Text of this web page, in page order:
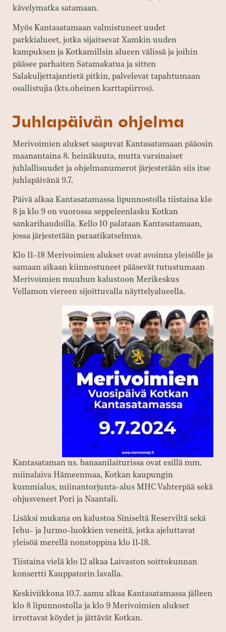
kävelymatka satamaan.
Myös Kantasatamaan valmistuneet uudet
parkkialueet, jotka sijaitsevat Xamkin uuden
kampuksen ja Kotkamillsin alueen välissä ja joihin
pääsee parhaiten Satamakatua ja sitten
Salakuljettajantietä pitkin, palvelevat tapahtumaan
osallistujia (kts.oheinen karttapiirros).
Juhlapäivän ohjelma
Merivoimien alukset saapuvat Kantasatamaan pääosin
maanantaina 8. heinäkuuta, mutta varsinaiset
juhlallisuudet ja ohjelmanumerot järjestetään siis itse
juhlapäivänä 9.7.
Päivä alkaa Kantasatamassa lipunnostolla tiistaina klo
8 ja klo 9 on vuorossa seppeleenlasku Kotkan
sankarihaudoilla. Kello 10 palataan Kantasatamaan,
jossa järjestetään paraatikatselmus.
Klo 11–18 Merivoimien alukset ovat avoinna yleisölle ja
samaan aikaan kiinnostuneet pääsevät tutustumaan
Merivoimien muuhun kalustoon Merikeskus
Vellamon viereen sijoittuvalla näyttelyalueella.
Kantasataman ns. banaanilaiturissa ovat esillä mm.
miinalaiva Hämeenmaa, Kotkan kaupungin
kummialus, miinantorjunta-alus MHC Vahterpää sekä
ohjusveneet Pori ja Naantali.
Lisäksi mukana on kalustoa Siniseltä Reserviltä sekä
Jehu- ja Jurmo-luokkien veneitä, jotka ajeluttavat
yleisöä merellä nonstoppina klo 11-18.
Tiistaina vielä klo 12 alkaa Laivaston soittokunnan
konsertti Kauppatorin lavalla.
Keskiviikkona 10.7. aamu alkaa Kantasatamassa jälleen
klo 8 lipunnostolla ja klo 9 Merivoimien alukset
irrottavat köydet ja jättävät Kotkan.